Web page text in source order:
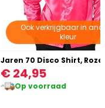
Ook verkrijgbaar in
kleur
Jaren 70 Disco Shirt, Roze
€ 24,95
Op voorraad